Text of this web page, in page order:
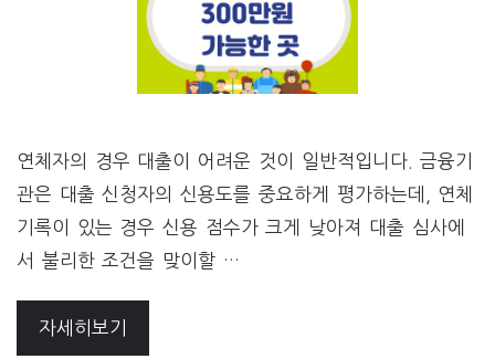
연체자의 경우 대출이 어려운 것이 일반적입니다. 금융기
관은 대출 신청자의 신용도를 중요하게 평가하는데, 연체
기록이 있는 경우 신용 점수가 크게 낮아져 대출 심사에
서 불리한 조건을 맞이할 …
자세히보기